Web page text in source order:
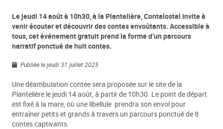
Le jeudi 14 août à 10h30, à la Plantelière, Contalostal invite à
venir écouter et découvrir des contes envoûtants. Accessible à
tous, cet événement gratuit prend la forme d’un parcours
narratif ponctué de huit contes.
Publiée le jeudi 31 juillet 2025
Une déambulation contée sera proposée sur le site de la
Plantelière le jeudi 14 août, à partir de 10h30. Le point de départ
est fixé à la mare, où une libellule prendra son envol pour
entraîner petits et grands à travers un parcours ponctué de 8
contes captivants.